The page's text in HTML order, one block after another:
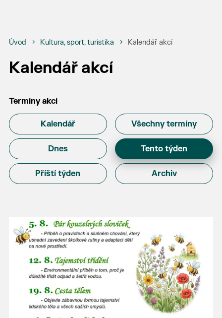
Úvod Kultura, sport, turistika Kalendář akcí
Kalendář akcí
Termíny akcí
Kalendář Všechny termíny
Dnes Tento týden
Příští týden Archiv